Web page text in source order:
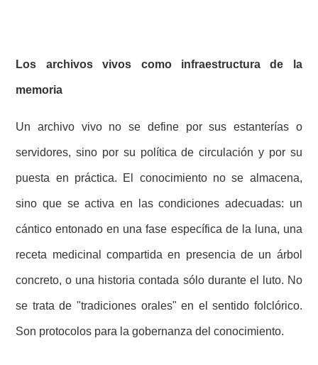
Los archivos vivos como infraestructura de la
memoria
Un archivo vivo no se define por sus estanterías o
servidores, sino por su política de circulación y por su
puesta en práctica. El conocimiento no se almacena,
sino que se activa en las condiciones adecuadas: un
cántico entonado en una fase específica de la luna, una
receta medicinal compartida en presencia de un árbol
concreto, o una historia contada sólo durante el luto. No
se trata de "tradiciones orales" en el sentido folclórico.
Son protocolos para la gobernanza del conocimiento.